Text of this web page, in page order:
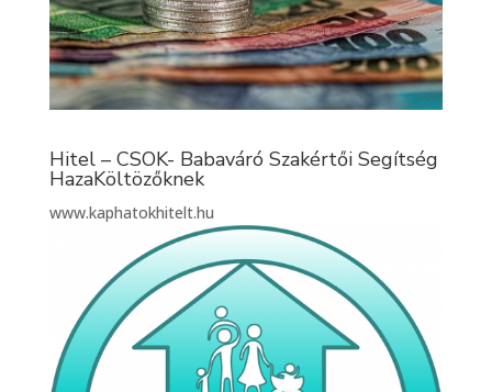
Hitel – CSOK- Babaváró Szakértői Segítség
HazaKöltözőknek
www.kaphatokhitelt.hu